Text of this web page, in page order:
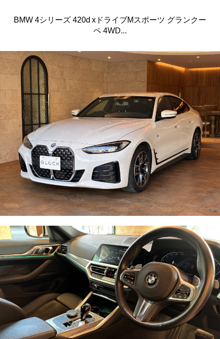
BMW 4シリーズ 420d xドライブMスポーツ グランクー
ペ 4WD...